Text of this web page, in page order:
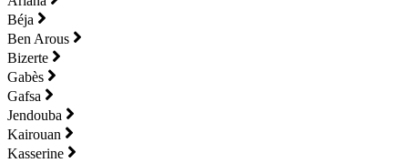
Béja
Ben Arous
Bizerte
Gabès
Gafsa
Jendouba
Kairouan
Kasserine